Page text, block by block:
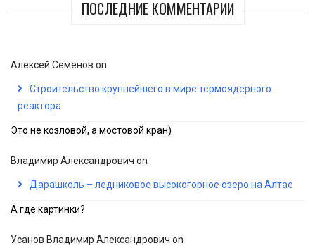
ПОСЛЕДНИЕ КОММЕНТАРИИ
Алексей Семёнов on
Строительство крупнейшего в мире термоядерного
реактора
Это не козловой, а мостовой кран)
Владимир Александрович on
Дарашколь – ледниковое высокогорное озеро на Алтае
А где картинки?
Усанов Владимир Александрович on